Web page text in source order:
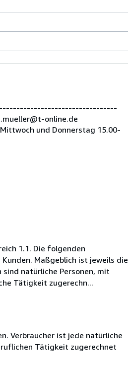
online.de
und Donnerstag 15.00-
1.1. Die folgenden
Maßgeblich ist jeweils die
natürliche Personen, mit
Tätigkeit zugerechn...
Verbraucher ist jede natürliche
Tätigkeit zugerechnet